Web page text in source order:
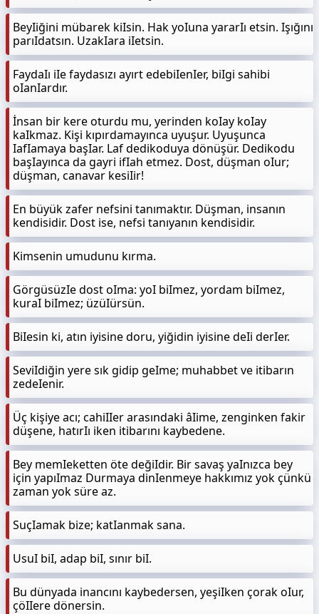
BeyIiğini mübarek kiIsin. Hak yoIuna yararIı etsin. Işığını
parıIdatsın. UzakIara iIetsin.
FaydaIı iIe faydasızı ayırt edebiIenIer, biIgi sahibi
oIanIardır.
İnsan bir kere oturdu mu, yerinden koIay koIay
kaIkmaz. Kişi kıpırdamayınca uyuşur. Uyuşunca
IafIamaya başIar. Laf dedikoduya dönüşür. Dedikodu
başIayınca da gayri ifIah etmez. Dost, düşman oIur;
düşman, canavar kesiIir!
En büyük zafer nefsini tanımaktır. Düşman, insanın
kendisidir. Dost ise, nefsi tanıyanın kendisidir.
Kimsenin umudunu kırma.
GörgüsüzIe dost oIma: yoI biImez, yordam biImez,
kuraI biImez; üzüIürsün.
BiIesin ki, atın iyisine doru, yiğidin iyisine deIi derIer.
SeviIdiğin yere sık gidip geIme; muhabbet ve itibarın
zedeIenir.
Üç kişiye acı; cahiIIer arasındaki âIime, zenginken fakir
düşene, hatırIı iken itibarını kaybedene.
Bey memIeketten öte değiIdir. Bir savaş yaInızca bey
için yapıImaz Durmaya dinIenmeye hakkımız yok çünkü
zaman yok süre az.
SuçIamak bize; katIanmak sana.
UsuI biI, adap biI, sınır biI.
Bu dünyada inancını kaybedersen, yeşiIken çorak oIur,
çöIIere dönersin.